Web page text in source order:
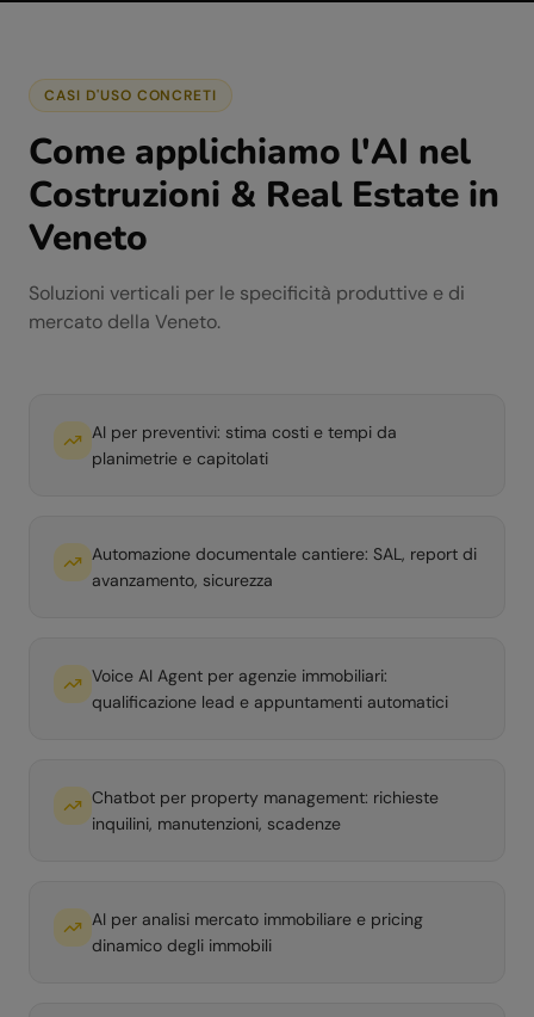
CASI D'USO CONCRETI
Come applichiamo l'AI nel
Costruzioni & Real Estate in
Veneto
Soluzioni verticali per le specificità produttive e di
mercato della Veneto.
AI per preventivi: stima costi e tempi da
planimetrie e capitolati
Automazione documentale cantiere: SAL, report di
avanzamento, sicurezza
Voice AI Agent per agenzie immobiliari:
qualificazione lead e appuntamenti automatici
Chatbot per property management: richieste
inquilini, manutenzioni, scadenze
AI per analisi mercato immobiliare e pricing
dinamico degli immobili